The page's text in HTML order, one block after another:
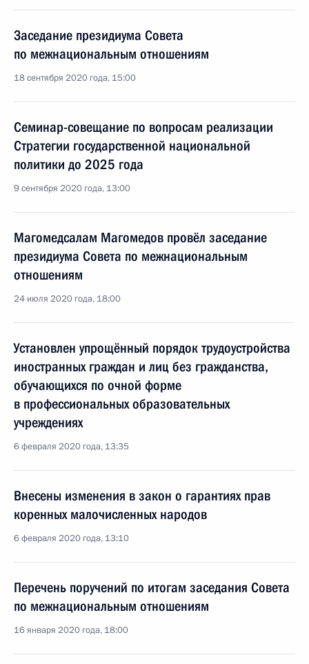
Заседание президиума Совета
по межнациональным отношениям
18 сентября 2020 года, 15:00
Семинар-совещание по вопросам реализации
Стратегии государственной национальной
политики до 2025 года
9 сентября 2020 года, 13:00
Магомедсалам Магомедов провёл заседание
президиума Совета по межнациональным
отношениям
24 июля 2020 года, 18:00
Установлен упрощённый порядок трудоустройства
иностранных граждан и лиц без гражданства,
обучающихся по очной форме
в профессиональных образовательных
учреждениях
6 февраля 2020 года, 13:35
Внесены изменения в закон о гарантиях прав
коренных малочисленных народов
6 февраля 2020 года, 13:10
Перечень поручений по итогам заседания Совета
по межнациональным отношениям
16 января 2020 года, 18:00